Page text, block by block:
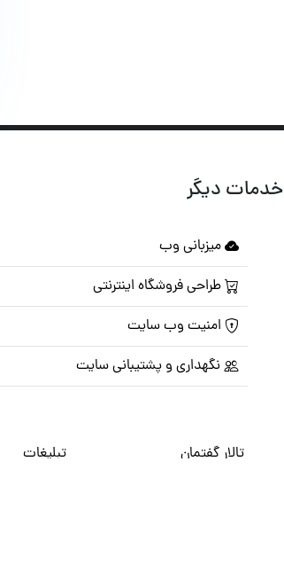
خدمات دیگر
میزبانی وب
طراحی فروشگاه اینترنتی
امنیت وب سایت
نگهداری و پشتیبانی سایت
تالار گفتمان تبلیغات